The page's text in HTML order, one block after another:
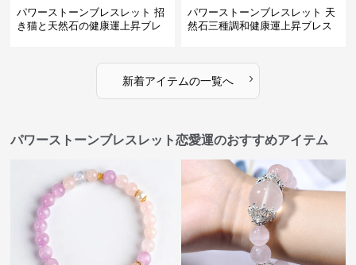
パワーストーンブレスレット 招
き猫と天然石の健康運上昇ブレ
パワーストーンブレスレット 天
然石三種調和健康運上昇ブレス
新着アイテムの一覧へ ›
パワーストーンブレスレット恋愛運のおすすめアイテム